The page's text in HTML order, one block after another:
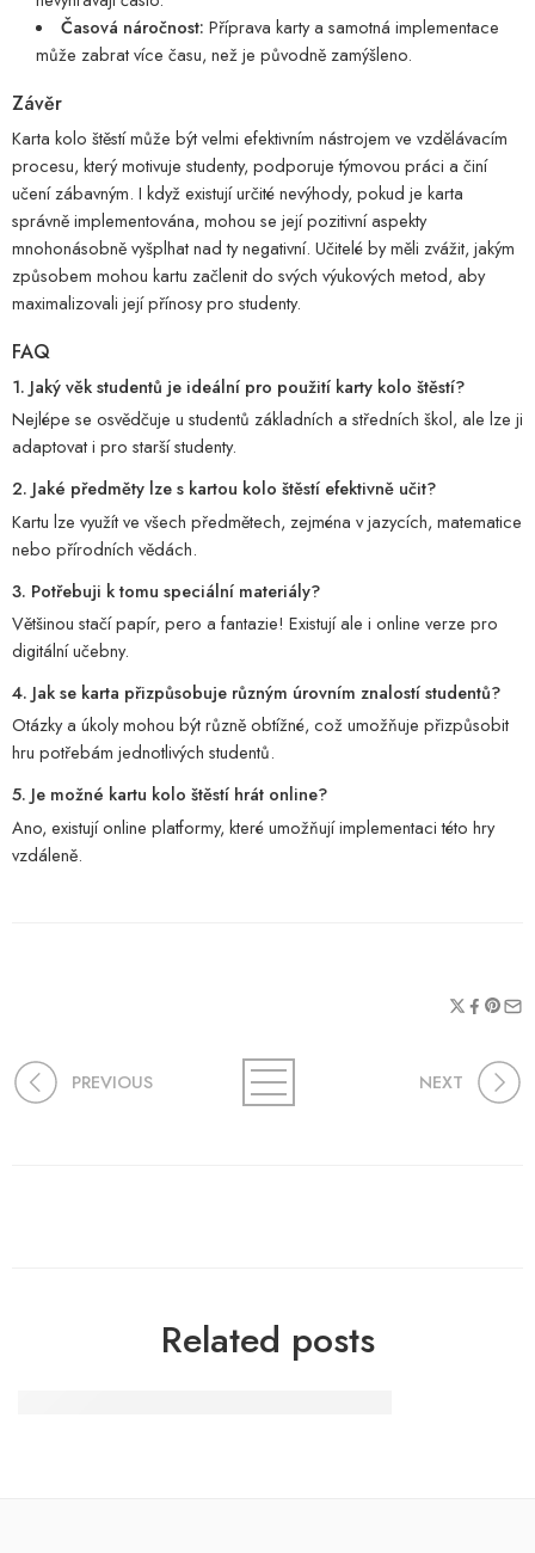
Časová náročnost: Příprava karty a samotná implementace
může zabrat více času, než je původně zamýšleno.
Závěr
Karta kolo štěstí může být velmi efektivním nástrojem ve vzdělávacím
procesu, který motivuje studenty, podporuje týmovou práci a činí
učení zábavným. I když existují určité nevýhody, pokud je karta
správně implementována, mohou se její pozitivní aspekty
mnohonásobně vyšplhat nad ty negativní. Učitelé by měli zvážit, jakým
způsobem mohou kartu začlenit do svých výukových metod, aby
maximalizovali její přínosy pro studenty.
FAQ
1. Jaký věk studentů je ideální pro použití karty kolo štěstí?
Nejlépe se osvědčuje u studentů základních a středních škol, ale lze ji
adaptovat i pro starší studenty.
2. Jaké předměty lze s kartou kolo štěstí efektivně učit?
Kartu lze využít ve všech předmětech, zejména v jazycích, matematice
nebo přírodních vědách.
3. Potřebuji k tomu speciální materiály?
Většinou stačí papír, pero a fantazie! Existují ale i online verze pro
digitální učebny.
4. Jak se karta přizpůsobuje různým úrovním znalostí studentů?
Otázky a úkoly mohou být různě obtížné, což umožňuje přizpůsobit
hru potřebám jednotlivých studentů.
5. Je možné kartu kolo štěstí hrát online?
Ano, existují online platformy, které umožňují implementaci této hry
vzdáleně.
PREVIOUS NEXT
Related posts